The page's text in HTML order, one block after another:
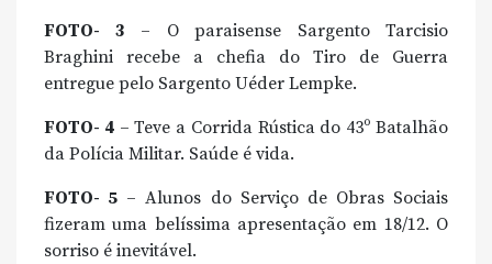
FOTO- 3 – O paraisense Sargento Tarcisio
Braghini recebe a chefia do Tiro de Guerra
entregue pelo Sargento Uéder Lempke.
FOTO- 4– Teve a Corrida Rústica do 43º Batalhão
da Polícia Militar. Saúde é vida.
FOTO- 5 – Alunos do Serviço de Obras Sociais
fizeram uma belíssima apresentação em 18/12. O
sorriso é inevitável.